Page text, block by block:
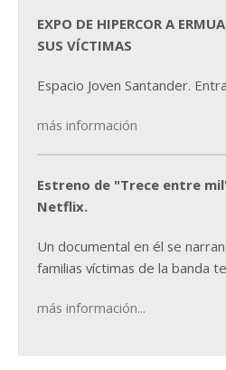
EXPO DE HIPERCOR A
SUS VÍCTIMAS
Espacio Joven Santander.
más información
Estreno de "Trece entre
Netflix.
Un documental en él se
familias víctimas de la banda
más información...